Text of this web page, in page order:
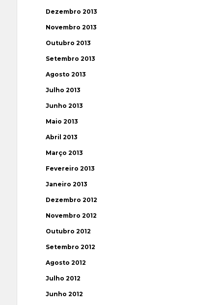
Dezembro 2013
Novembro 2013
Outubro 2013
Setembro 2013
Agosto 2013
Julho 2013
Junho 2013
Maio 2013
Abril 2013
Março 2013
Fevereiro 2013
Janeiro 2013
Dezembro 2012
Novembro 2012
Outubro 2012
Setembro 2012
Agosto 2012
Julho 2012
Junho 2012